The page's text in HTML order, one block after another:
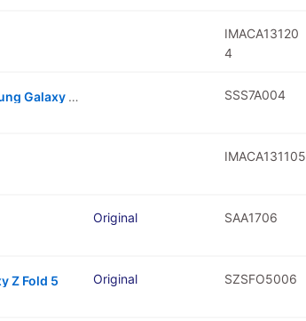
IMACA13120
4
Hard Menu And Return Buttons For Samsung Galaxy S7 Active (Titanium Gray) SSS7A004
IMACA131105
Original SAA1706
Z Fold 5 Original SZSFO5006